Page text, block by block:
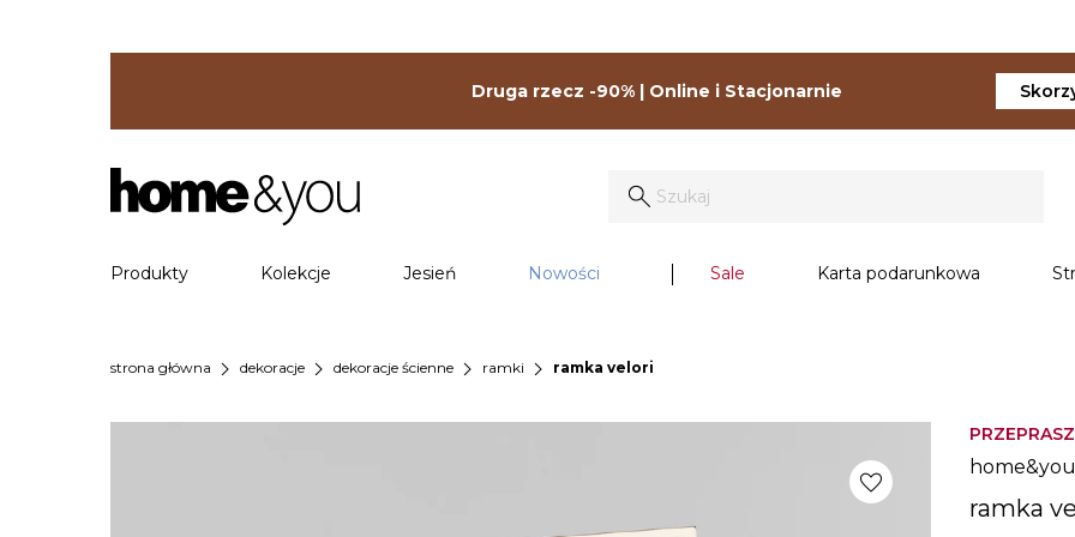
Druga rzecz -90% | Online i Stacjonarnie
Produkty Kolekcje Jesień Nowości Sale Karta podarunkowa
strona główna chevron_right dekoracje chevron_right dekoracje ścienne chevron_right ramki chevron_right ramka velori
home&you
ramka
favorite